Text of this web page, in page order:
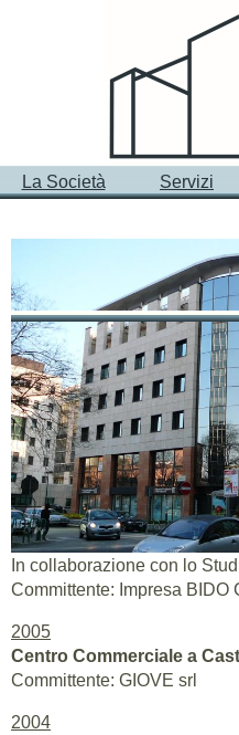
La Società Servizi
PRINCIPALI
uso industriale /
2009
Nuovo edificio direzionale
29.000 mc
Progettazione strutturale in
Committente: Impresa
2006
Nuovo complesso per
88.000 mc
In collaborazione con lo
Committente: Impresa BIDO
2005
Centro Commerciale a
Committente: GIOVE srl
2004